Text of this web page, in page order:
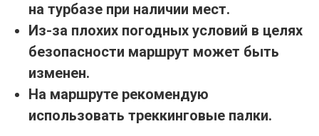
на турбазе при наличии мест.
Из-за плохих погодных условий в целях
безопасности маршрут может быть
изменен.
На маршруте рекомендую
использовать треккинговые палки.